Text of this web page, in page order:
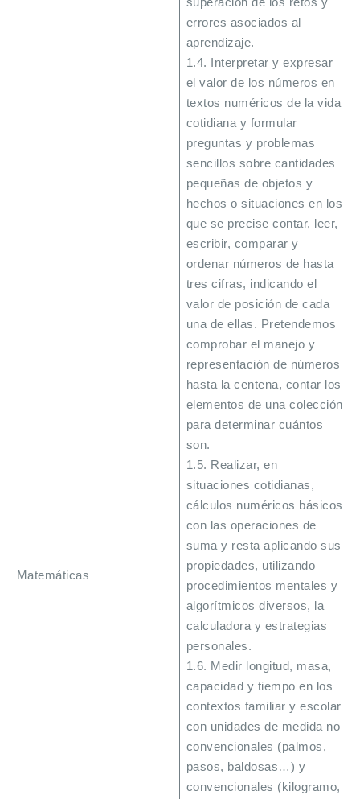
Matemáticas
errores asociados al
aprendizaje.
1.4. Interpretar y expresar
el valor de los números en
textos numéricos de la vida
cotidiana y formular
preguntas y problemas
sencillos sobre cantidades
pequeñas de objetos y
hechos o situaciones en los
que se precise contar, leer,
escribir, comparar y
ordenar números de hasta
tres cifras, indicando el
valor de posición de cada
una de ellas. Pretendemos
comprobar el manejo y
representación de números
hasta la centena, contar los
elementos de una colección
para determinar cuántos
son.
1.5. Realizar, en
situaciones cotidianas,
cálculos numéricos básicos
con las operaciones de
suma y resta aplicando sus
propiedades, utilizando
procedimientos mentales y
algorítmicos diversos, la
calculadora y estrategias
personales.
1.6. Medir longitud, masa,
capacidad y tiempo en los
contextos familiar y escolar
con unidades de medida no
convencionales (palmos,
pasos, baldosas…) y
convencionales (kilogramo,